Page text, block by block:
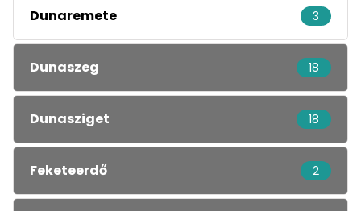
Dunaremete 3
Dunaszeg 18
Dunasziget 18
Feketeerdő 2